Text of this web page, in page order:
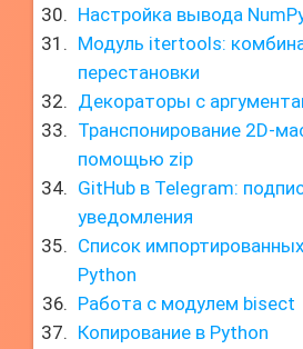
Настройка вывода
Модуль itertools:
перестановки
Декораторы с
Транспонирование 2D-
помощью zip
GitHub в Telegram:
уведомления
Список
Python
Работа с модулем bisect
Копирование в Python